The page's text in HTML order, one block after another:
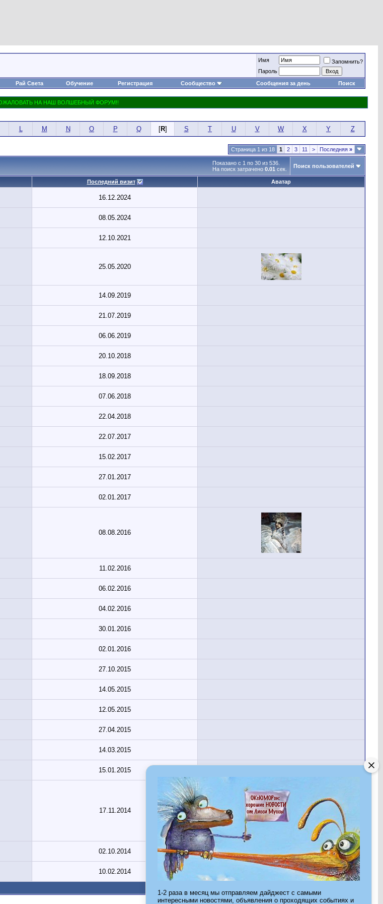
1-2 раза в месяц мы отправляем дайджест с самыми
интересными новостями, объявления о проходящих событиях и
Имя
Запомнить?
Пароль
Рай Света Обучение Регистрация Сообщество Сообщения за день Поиск
L M N O P Q [R] S T U V W X Y Z
Страница 1 из 18 1 2 3 11 > Последняя »
Показано с 1 по 30 из 536.
На поиск затрачено 0.01 сек. Поиск пользователей
Последний визит Аватар
16.12.2024
08.05.2024
12.10.2021
25.05.2020
14.09.2019
21.07.2019
06.06.2019
20.10.2018
18.09.2018
07.06.2018
22.04.2018
22.07.2017
15.02.2017
27.01.2017
02.01.2017
08.08.2016
11.02.2016
06.02.2016
04.02.2016
30.01.2016
02.01.2016
27.10.2015
14.05.2015
12.05.2015
27.04.2015
14.03.2015
15.01.2015
17.11.2014
02.10.2014
10.02.2014
Страница 1 из 18 1 2 3 11 > Последняя »